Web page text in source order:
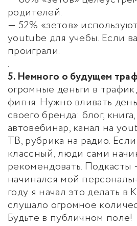
родителей.
— 52% «зетов»
youtube для учебы. Если
проиграли.
.
5. Немного о будущем
огромные деньги в
фигня. Нужно вливать
своего бренда: блог,
автовебинар, канал на
ТВ, рубрика на радио.
классный, люди сами
рекомендовать. Подкасты
начинался мой
году я начал это делать в
слушало огромное
Будьте в публичном поле!